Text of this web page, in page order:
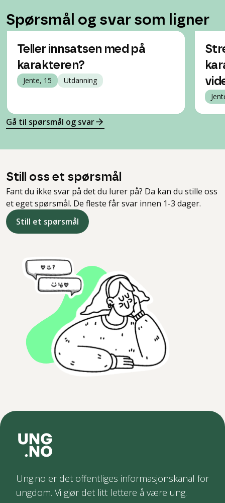
Spørsmål og svar som ligner
Teller innsatsen med på
karakteren?
Jente, 15 Utdanning
Gå til spørsmål og svar
Still oss et spørsmål
Fant du ikke svar på det du lurer på? Da kan du stille oss
et eget spørsmål. De fleste får svar innen 1-3 dager.
Still et spørsmål
Ung.no er det offentliges informasjonskanal for
ungdom. Vi gjør det litt lettere å være ung.